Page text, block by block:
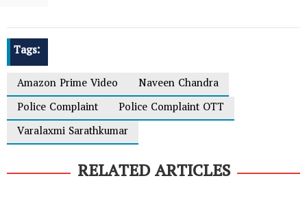
Tags:
Amazon Prime Video
Naveen Chandra
Police Complaint
Police Complaint OTT
Varalaxmi Sarathkumar
RELATED ARTICLES